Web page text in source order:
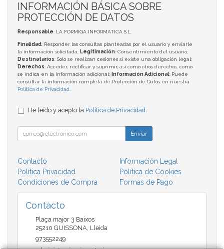
INFORMACIÓN BÁSICA SOBRE
PROTECCIÓN DE DATOS
Responsable: LA FORMIGA INFORMATICA S.L.
Finalidad: Responder las consultas planteadas por el usuario y enviarle
la información solicitada; Legitimación: Consentimiento del usuario;
Destinatarios: Solo se realizan cesiones si existe una obligación legal;
Derechos: Acceder, rectificar y suprimir, así como otros derechos, como
se indica en la información adicional;
Información Adicional: Puede
consultar la información completa de Protección de Datos en nuestra
Política de Privacidad
He leído y acepto la Política de Privacidad.
Enviar
Contacto
Información Legal
Política Privacidad
Política de Cookies
Condiciones de Compra
Formas de Pago
Contacto
Plaça major 3 Baixos
25210 GUISSONA, Lleida
973552249